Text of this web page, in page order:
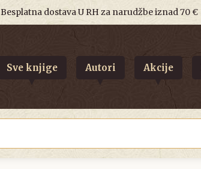
Besplatna dostava U RH za narudžbe iznad 70 €
Sve knjige Autori Akcije